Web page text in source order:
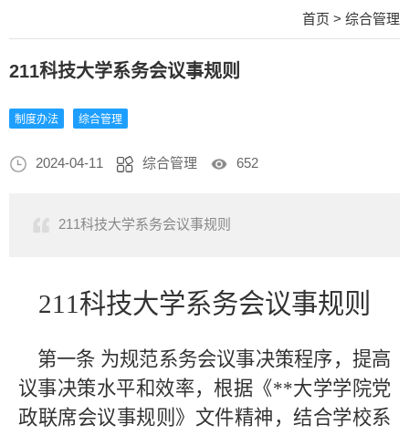
首页 > 综合管理
211科技大学系务会议事规则
制度办法 综合管理
2024-04-11 综合管理 652
211科技大学系务会议事规则
211科技大学系务会议事规则
第一条 为规范系务会议事决策程序，提高
议事决策水平和效率，根据《**大学学院党
政联席会议事规则》文件精神，结合学校系